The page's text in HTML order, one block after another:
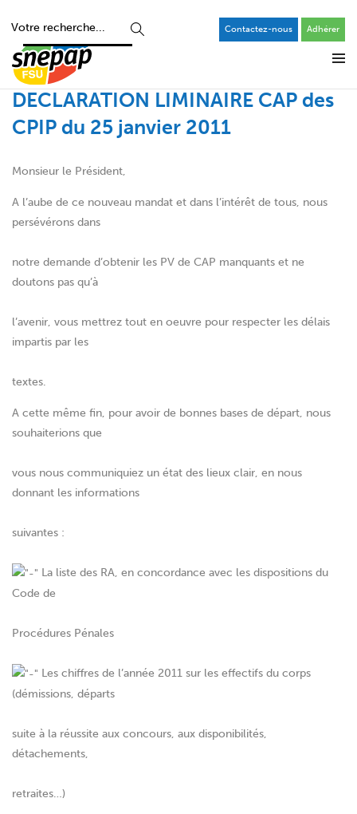
Contactez-nous Adhérer
DECLARATION LIMINAIRE CAP des
CPIP du 25 janvier 2011
Monsieur le Président,
A l’aube de ce nouveau mandat et dans l’intérêt de tous, nous
persévérons dans
notre demande d’obtenir les PV de CAP manquants et ne
doutons pas qu’à
l’avenir, vous mettrez tout en oeuvre pour respecter les délais
impartis par les
textes.
A cette même fin, pour avoir de bonnes bases de départ, nous
souhaiterions que
vous nous communiquiez un état des lieux clair, en nous
donnant les informations
suivantes :
La liste des RA, en concordance avec les dispositions du
Code de
Procédures Pénales
Les chiffres de l’année 2011 sur les effectifs du corps
(démissions, départs
suite à la réussite aux concours, aux disponibilités,
détachements,
retraites…)